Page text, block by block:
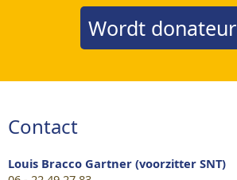
Wordt donateur
Contact
Louis Bracco Gartner (voorzitter SNT)